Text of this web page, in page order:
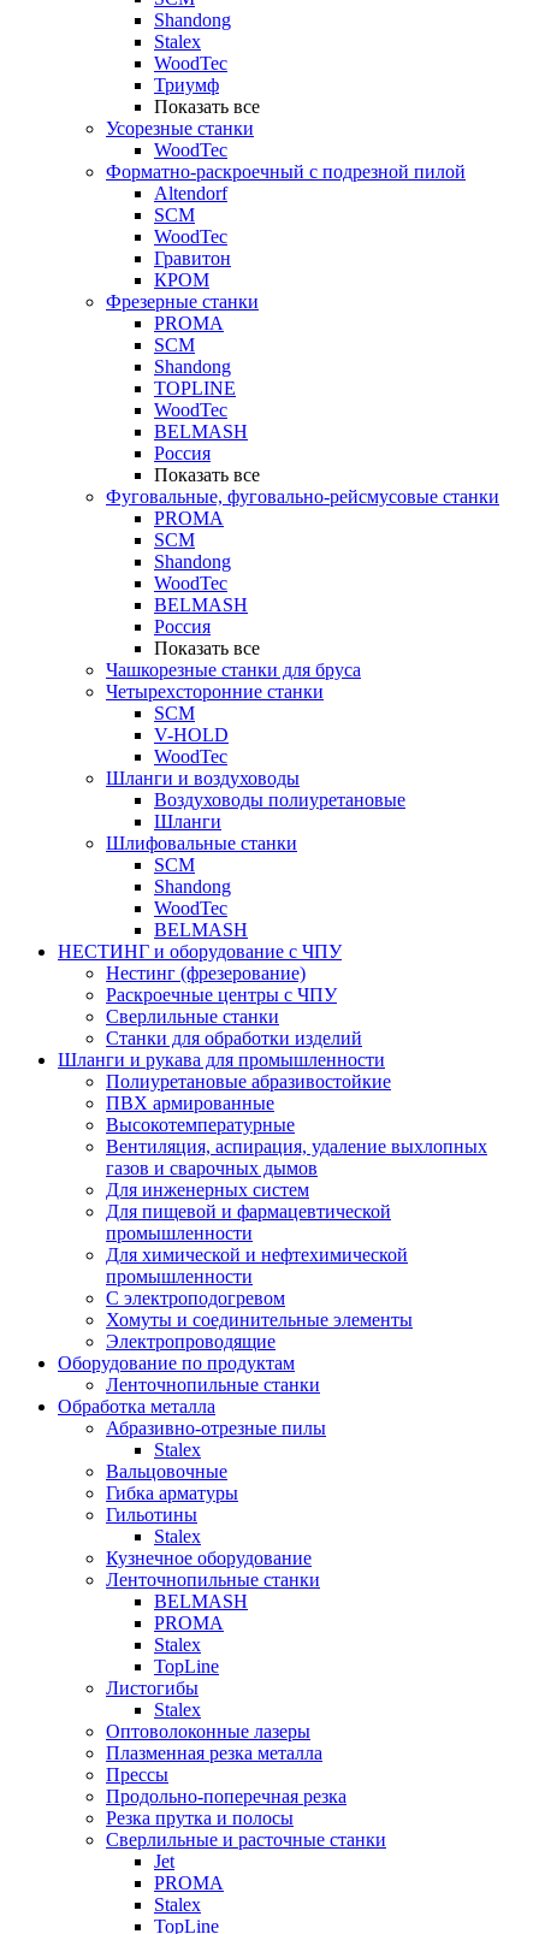
Shandong
Stalex
WoodTec
Триумф
Показать все
Усорезные станки
WoodTec
Форматно-раскроечный с подрезной пилой
Altendorf
SCM
WoodTec
Гравитон
КРОМ
Фрезерные станки
PROMA
SCM
Shandong
TOPLINE
WoodTec
BELMASH
Россия
Показать все
Фуговальные, фуговально-рейсмусовые станки
PROMA
SCM
Shandong
WoodTec
BELMASH
Россия
Показать все
Чашкорезные станки для бруса
Четырехсторонние станки
SCM
V-HOLD
WoodTec
Шланги и воздуховоды
Воздуховоды полиуретановые
Шланги
Шлифовальные станки
SCM
Shandong
WoodTec
BELMASH
НЕСТИНГ и оборудование с ЧПУ
Нестинг (фрезерование)
Раскроечные центры с ЧПУ
Сверлильные станки
Станки для обработки изделий
Шланги и рукава для промышленности
Полиуретановые абразивостойкие
ПВХ армированные
Высокотемпературные
Вентиляция, аспирация, удаление выхлопных
газов и сварочных дымов
Для инженерных систем
Для пищевой и фармацевтической
промышленности
Для химической и нефтехимической
промышленности
С электроподогревом
Хомуты и соединительные элементы
Электропроводящие
Оборудование по продуктам
Ленточнопильные станки
Обработка металла
Абразивно-отрезные пилы
Stalex
Вальцовочные
Гибка арматуры
Гильотины
Stalex
Кузнечное оборудование
Ленточнопильные станки
BELMASH
PROMA
Stalex
TopLine
Листогибы
Stalex
Оптоволоконные лазеры
Плазменная резка металла
Прессы
Продольно-поперечная резка
Резка прутка и полосы
Сверлильные и расточные станки
Jet
PROMA
Stalex
TopLine